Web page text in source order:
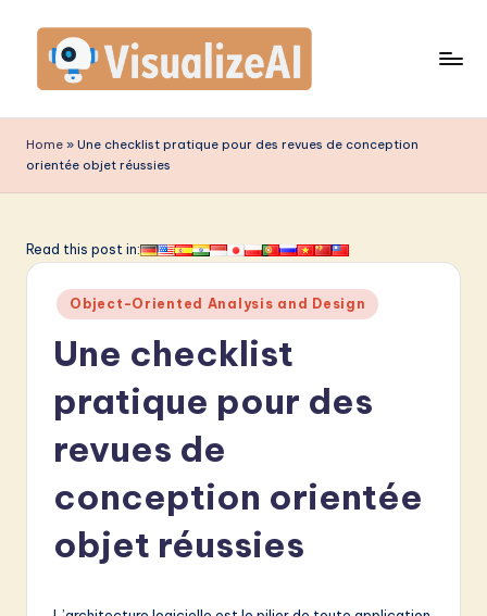
content
is
u
li
A
Home » Une checklist pratique pour des revues de conception
orientée objet réussies
Read this post in:
Posted
in
Object-Oriented Analysis and Design
Une checklist
pratique pour des
revues de
conception orientée
objet réussies